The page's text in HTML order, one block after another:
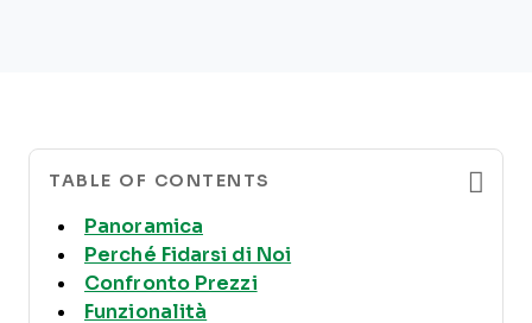
TABLE OF CONTENTS
Panoramica
Perché Fidarsi di Noi
Confronto Prezzi
Funzionalità